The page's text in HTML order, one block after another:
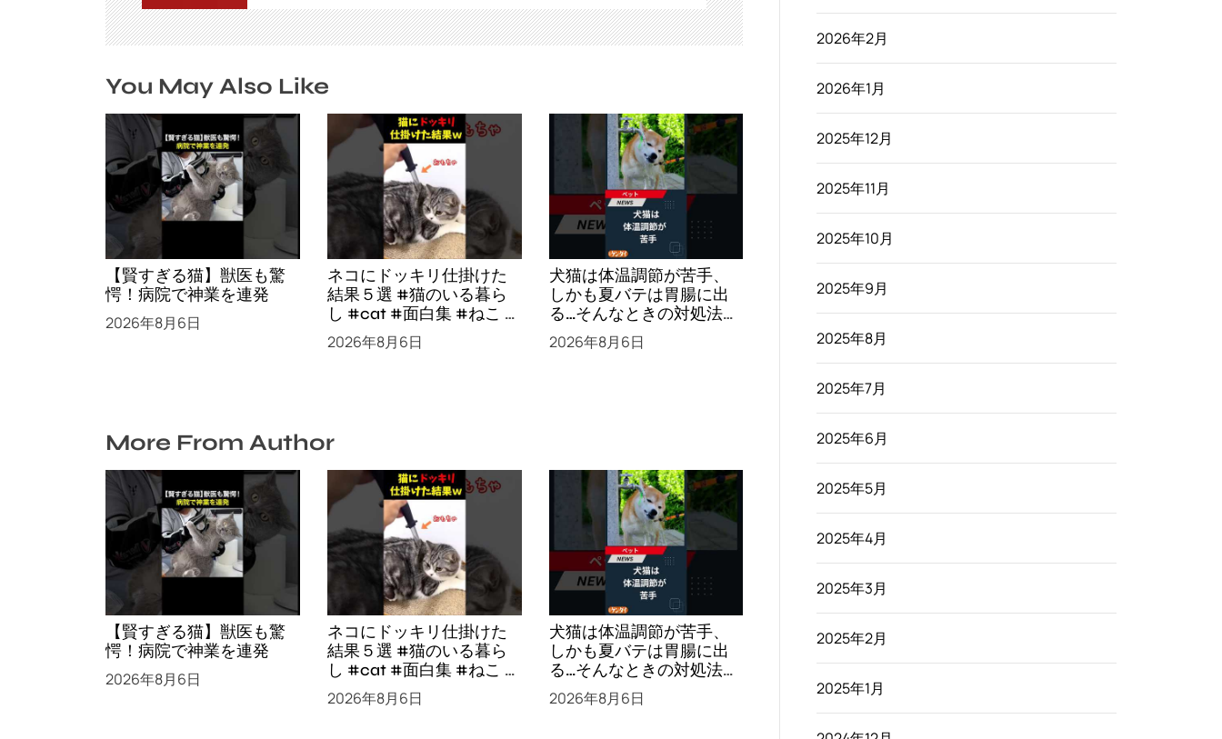
You May Also Like
【賢すぎる猫】獣医も驚
愕！病院で神業を連発
2026年8月6日
ネコにドッキリ仕掛けた
結果５選 #猫のいる暮ら
し #cat #面白集 #ねこ #
笑ったら負け
2026年8月6日
犬猫は体温調節が苦手、
しかも夏バテは胃腸に出
る…そんなときの対処法と
は？ #犬 #猫 #ペット #
飼い猫 #飼い犬 #熱中症
2026年8月6日
More From Author
【賢すぎる猫】獣医も驚
愕！病院で神業を連発
2026年8月6日
ネコにドッキリ仕掛けた
結果５選 #猫のいる暮ら
し #cat #面白集 #ねこ #
笑ったら負け
2026年8月6日
犬猫は体温調節が苦手、
しかも夏バテは胃腸に出
る…そんなときの対処法と
は？ #犬 #猫 #ペット #
飼い猫 #飼い犬 #熱中症
2026年8月6日
2026年2月
2026年1月
2025年12月
2025年11月
2025年10月
2025年9月
2025年8月
2025年7月
2025年6月
2025年5月
2025年4月
2025年3月
2025年2月
2025年1月